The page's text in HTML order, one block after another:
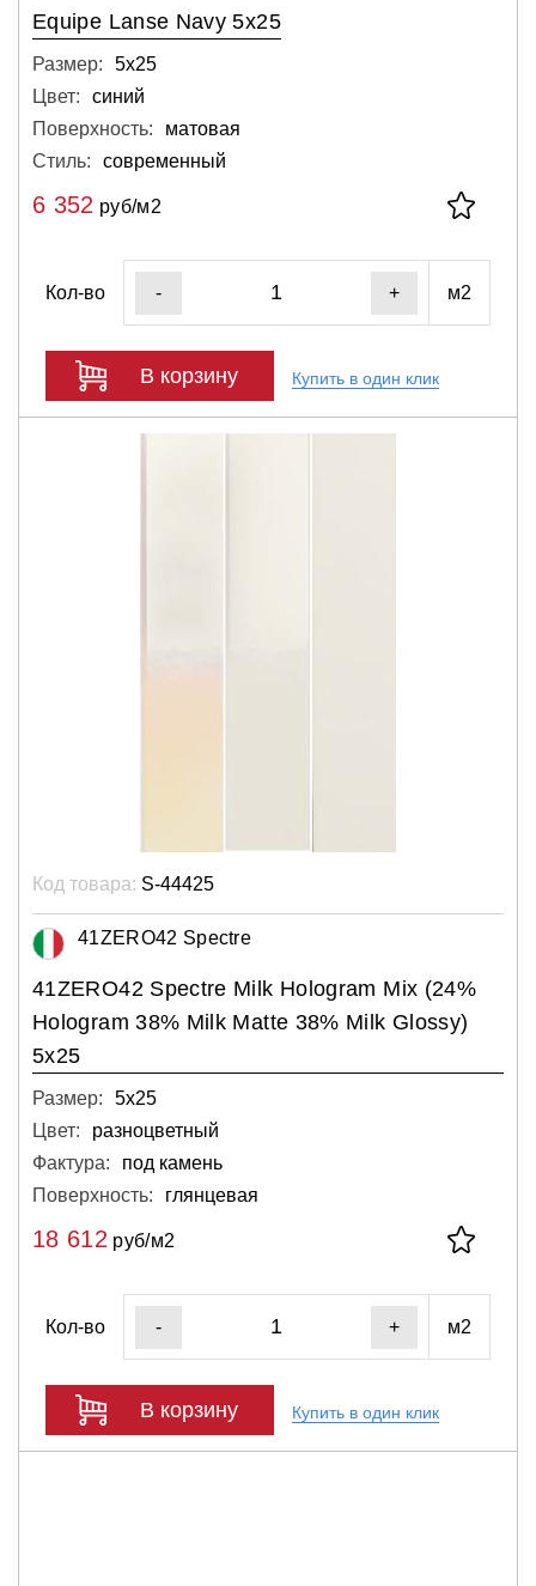
Equipe Lanse Navy 5x25
Размер:
5х25
Цвет:
синий
Поверхность:
матовая
Стиль:
современный
6 352 руб/м2
Кол-во - + м2
В корзину Купить в один клик
Код товара: S-44425
41ZERO42 Spectre
41ZERO42 Spectre Milk Hologram Mix (24%
Hologram 38% Milk Matte 38% Milk Glossy)
5x25
Размер:
5х25
Цвет:
разноцветный
Фактура:
под камень
Поверхность:
глянцевая
18 612 руб/м2
Кол-во - + м2
В корзину Купить в один клик